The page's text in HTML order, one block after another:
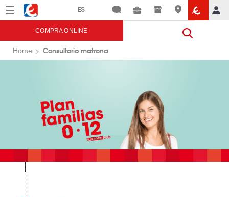
Menú Eroski
COMPRA ONLINE
Home Consultorio matrona